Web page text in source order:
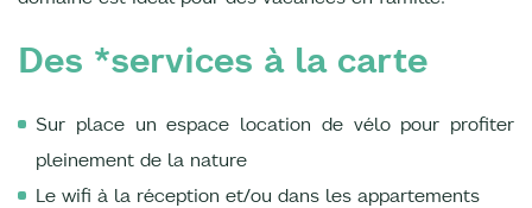
Des *services à la carte
Sur place un espace location de vélo pour profiter
pleinement de la nature
Le wifi à la réception et/ou dans les appartements